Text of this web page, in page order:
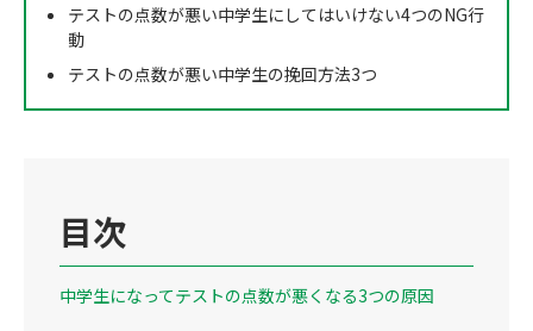
テストの点数が悪い中学生にしてはいけない4つのNG行
動
テストの点数が悪い中学生の挽回方法3つ
目次
中学生になってテストの点数が悪くなる3つの原因